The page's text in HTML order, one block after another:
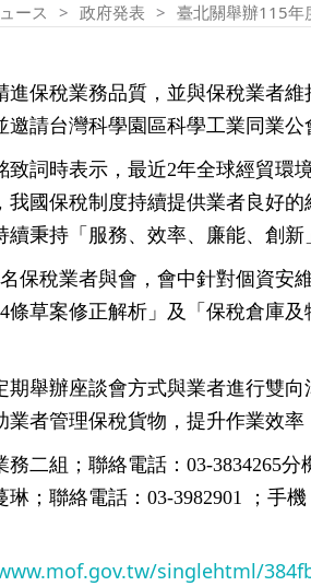
ース 政府発表 臺北關舉辦115年
進保稅業務品質，並與保稅業者
邀請台灣科學園區科學工業同業
致詞時表示，最近2年全球經貿環
我國保稅制度持續提供業者良好
續秉持「服務、效率、廉能、創
保稅業者與會，會中針對個資安
條草案修正解析」及「保稅倉庫
期舉辦座談會方式與業者進行雙
業者管理保稅貨物，提升作業效率
二組；聯絡電話：03-3834265分
；聯絡電話：03-3982901 ；手機
singlehtml/